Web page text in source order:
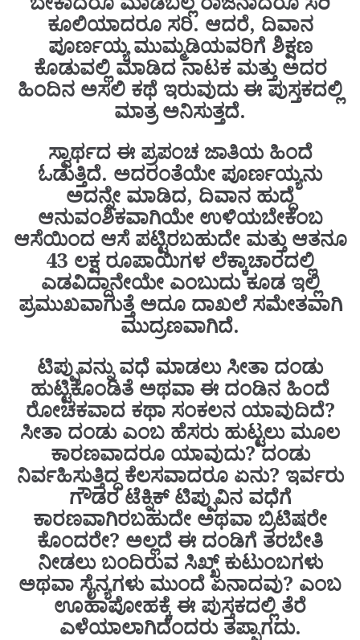
ಕೂಲಿಯಾದರೂ ಸರಿ. ಆದರೆ, ದಿವಾನ
ಪೂರ್ಣಯ್ಯ ಮುಮ್ಮಡಿಯವರಿಗೆ ಶಿಕ್ಷಣ
ಕೊಡುವಲ್ಲಿ ಮಾಡಿದ ನಾಟಕ ಮತ್ತು ಅದರ
ಹಿಂದಿನ ಅಸಲಿ ಕಥೆ ಇರುವುದು ಈ ಪುಸ್ತಕದಲ್ಲಿ
ಮಾತ್ರ ಅನಿಸುತ್ತದೆ.
ಸ್ವಾರ್ಥದ ಈ ಪ್ರಪಂಚ ಜಾತಿಯ ಹಿಂದೆ
ಓಡುತ್ತಿದೆ. ಅದರಂತೆಯೇ ಪೂರ್ಣಯ್ಯನು
ಅದನ್ನೇ ಮಾಡಿದ, ದಿವಾನ ಹುದ್ದೆ
ಆನುವಂಶಿಕವಾಗಿಯೇ ಉಳಿಯಬೇಕೆಂಬ
ಆಸೆಯಿಂದ ಆಸೆ ಪಟ್ಟಿರಬಹುದೇ‌ ಮತ್ತು ಆತನೂ
43 ಲಕ್ಷ ರೂಪಾಯಿಗಳ ಲೆಕ್ಕಾಚಾರದಲ್ಲಿ
ಎಡವಿದ್ದಾನೇಯೇ ಎಂಬುದು ಕೂಡ ಇಲ್ಲಿ
ಪ್ರಮುಖವಾಗುತ್ತೆ ಅದೂ ದಾಖಲೆ ಸಮೇತವಾಗಿ
ಮುದ್ರಣವಾಗಿದೆ.
ಟಿಪ್ಪುವನ್ನು ವಧೆ ಮಾಡಲು ಸೀತಾ ದಂಡು
ಹುಟ್ಟಿಕೊಂಡಿತೆ ಅಥವಾ ಈ ದಂಡಿನ ಹಿಂದೆ
ರೋಚಕವಾದ ಕಥಾ ಸಂಕಲನ ಯಾವುದಿದೆ?
ಸೀತಾ ದಂಡು ಎಂಬ ಹೆಸರು ಹುಟ್ಟಲು ಮೂಲ
ಕಾರಣವಾದರೂ ಯಾವುದು? ದಂಡು
ನಿರ್ವಹಿಸುತ್ತಿದ್ದ ಕೆಲಸವಾದರೂ ಏನು? ಇರ್ವರು
ಗೌಡರ ಟೆಕ್ನಿಕ್ ಟಿಪ್ಪುವಿನ ವಧೆಗೆ
ಕಾರಣವಾಗಿರಬಹುದೇ ಅಥವಾ ಬ್ರಿಟಿಷರೇ
ಕೊಂದರೇ? ಅಲ್ಲದೆ ಈ ದಂಡಿಗೆ ತರಬೇತಿ
ನೀಡಲು ಬಂದಿರುವ ಸಿಖ್ಖ್ ಕುಟುಂಬಗಳು
ಅಥವಾ ಸೈನ್ಯಗಳು ಮುಂದೆ ಏನಾದವು? ಎಂಬ
ಊಹಾಪೋಹಕ್ಕೆ ಈ ಪುಸ್ತಕದಲ್ಲಿ ತೆರೆ
ಎಳೆಯಾಲಾಗಿದೆಂದರು ತಪ್ಪಾಗದು.